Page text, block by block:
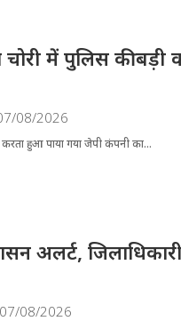
चोरी में पुलिस की
08/2026
हुआ पाया गया जेपी कंपनी का...
अलर्ट,
07/08/2026